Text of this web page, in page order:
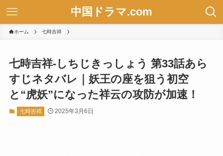
中国ドラマ.com
ホーム 七時吉祥
七時吉祥-しちじきっしょう 第33話あら
すじネタバレ｜妖王の座を狙う初空
と“虎妖”になった祥云の攻防が加速！
七時吉祥 2025年3月6日